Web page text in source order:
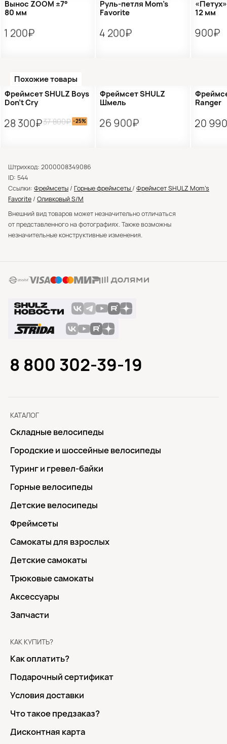
Вынос ZOOM ±7°
80 мм
1 200₽
Руль-петля Mom’s
Favorite
4 200₽
12 мм
900₽
Похожие товары
Распродажа
Фреймсет SHULZ Boys
Don’t Cry
28 300₽37 800₽ -25%
Новинка
Фреймсет SHULZ
Шмель
26 900₽
Ranger
20
Штрихкод: 2000008349086
ID: 544
Ссылки: Фреймсеты / Горные фреймсеты / Фреймсет SHULZ Mom’s
Favorite / Оливковый S/M
Внешний вид товаров может незначительно отличаться
от представленного на фотографиях. Также возможны
незначительные конструктивные изменения.
КАТАЛОГ
Складные велосипеды
Городские и шоссейные велосипеды
Туринг и гревел-байки
Горные велосипеды
Детские велосипеды
Фреймсеты
Самокаты для взрослых
Детские самокаты
Трюковые самокаты
Аксессуары
Запчасти
КАК КУПИТЬ?
Как оплатить?
Подарочный сертификат
Условия доставки
Что такое предзаказ?
Дисконтная карта
8 800 302-39-19